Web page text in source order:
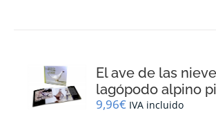
El ave de las
lagópodo alpino
9,96€ IVA incluido